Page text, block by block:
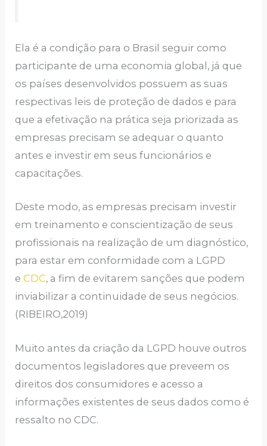
Ela é a condição para o Brasil seguir como
participante de uma economia global, já que
os países desenvolvidos possuem as suas
respectivas leis de proteção de dados e para
que a efetivação na prática seja priorizada as
empresas precisam se adequar o quanto
antes e investir em seus funcionários e
capacitações.
Deste modo, as empresas precisam investir
em treinamento e conscientização de seus
profissionais na realização de um diagnóstico,
para estar em conformidade com a LGPD
eCDC, a fim de evitarem sanções que podem
inviabilizar a continuidade de seus negócios.
(RIBEIRO,2019)
Muito antes da criação da LGPD houve outros
documentos legisladores que preveem os
direitos dos consumidores e acesso a
informações existentes de seus dados como é
ressalto no CDC.